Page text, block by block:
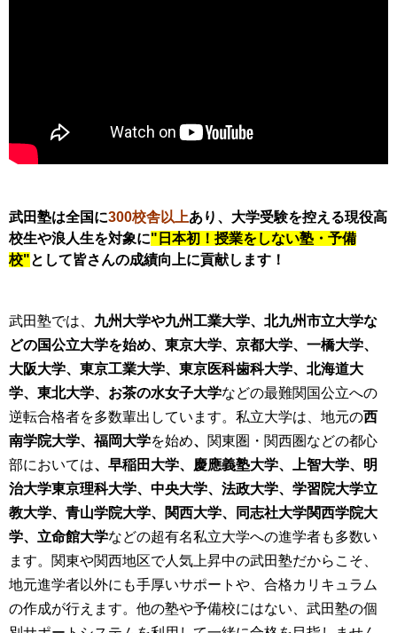
武田塾は全国に300校舎以上あり、大学受験を控える現役高
校生や浪人生を対象に"日本初！授業をしない塾・予備
校"として皆さんの成績向上に貢献します！
武田塾では、 九州大学や九州工業大学、北九州市立大学な
どの国公立大学を始め、東京大学、京都大学、一橋大学、
大阪大学、東京工業大学、東京医科歯科大学、北海道大
学、東北大学、お茶の水女子大学などの最難関国公立への
逆転合格者を多数輩出しています。私立大学は、地元の西
南学院大学、福岡大学を始め、 関東圏・関西圏などの都心
部においては、早稲田大学、慶應義塾大学、上智大学、明
治大学東京理科大学、中央大学、法政大学、学習院大学立
教大学、青山学院大学、関西大学、同志社大学関西学院大
学、立命館大学などの超有名私立大学への進学者も多数い
ます。関東や関西地区で人気上昇中の武田塾だからこそ、
地元進学者以外にも手厚いサポートや、合格カリキュラム
の作成が行えます。他の塾や予備校にはない、武田塾の個